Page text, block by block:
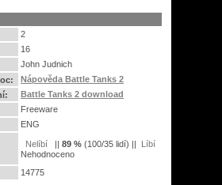
2
16
John Judnich
Nápověda Battle Tanks 2
Battle Tanks 2 download
Freeware
ENG
|| 89 % (100/35 lidí) ||
Nehodnoceno
14775